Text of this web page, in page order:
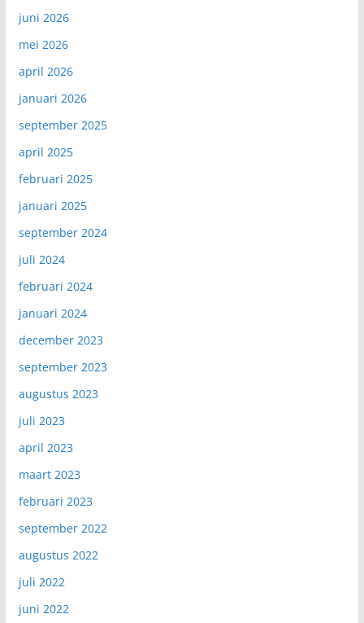
juni 2026
mei 2026
april 2026
januari 2026
september 2025
april 2025
februari 2025
januari 2025
september 2024
juli 2024
februari 2024
januari 2024
december 2023
september 2023
augustus 2023
juli 2023
april 2023
maart 2023
februari 2023
september 2022
augustus 2022
juli 2022
juni 2022